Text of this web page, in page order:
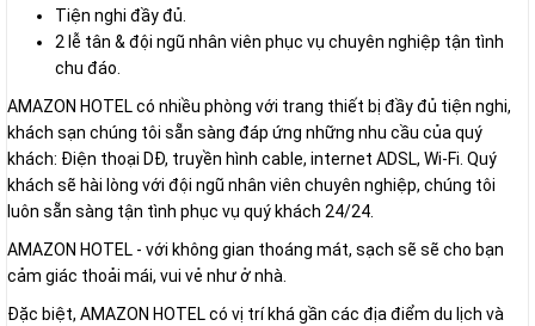
Tiện nghi đầy đủ.
2 lễ tân & đội ngũ nhân viên phục vụ chuyên nghiệp tận tình
chu đáo.
AMAZON HOTEL có nhiều phòng với trang thiết bị đầy đủ tiện nghi,
khách sạn chúng tôi sẵn sàng đáp ứng những nhu cầu của quý
khách: Điện thoại DĐ, truyền hình cable, internet ADSL, Wi-Fi. Quý
khách sẽ hài lòng với đội ngũ nhân viên chuyên nghiệp, chúng tôi
luôn sẵn sàng tận tình phục vụ quý khách 24/24.
AMAZON HOTEL - với không gian thoáng mát, sạch sẽ sẽ cho bạn
cảm giác thoải mái, vui vẻ như ở nhà.
Đặc biệt, AMAZON HOTEL có vị trí khá gần các địa điểm du lịch và